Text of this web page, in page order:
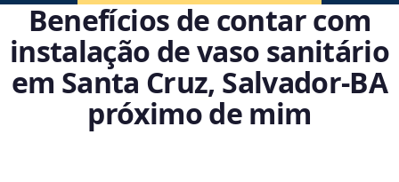
Benefícios de contar com
instalação de vaso sanitário
em Santa Cruz, Salvador‑BA
próximo de mim